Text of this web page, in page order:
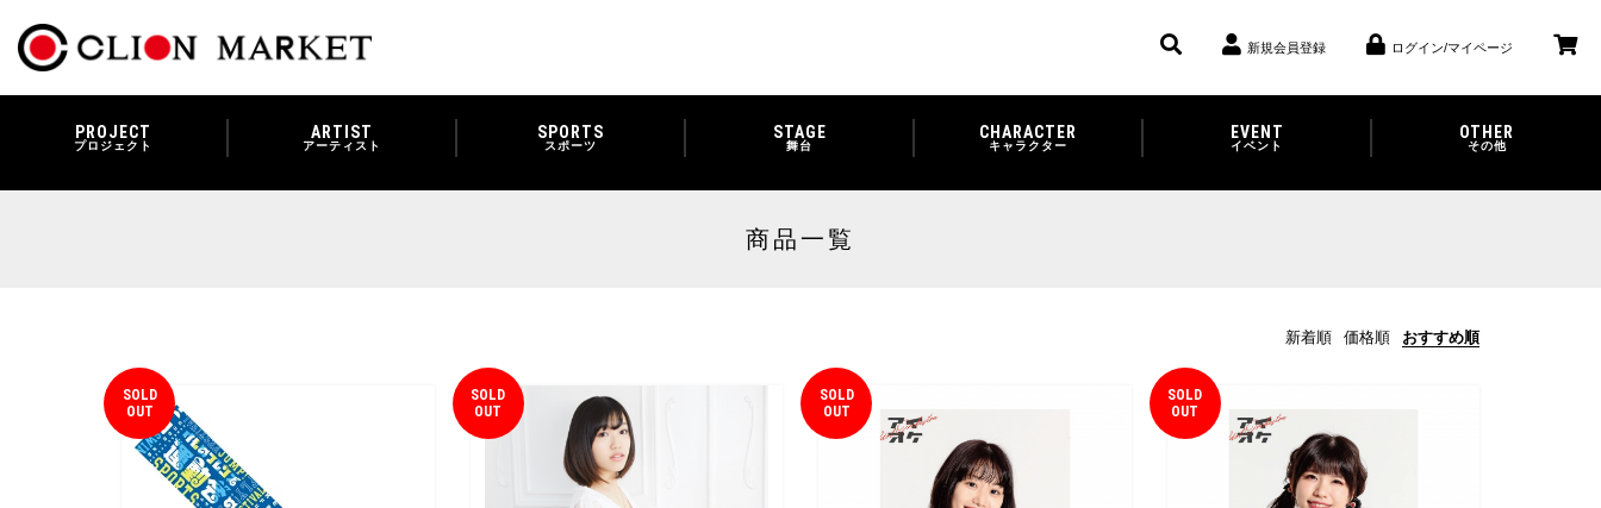
新規会員登録 ログイン/マイページ
PROJECT
プロジェクト
ARTIST
アーティスト
SPORTS
スポーツ
STAGE
舞台
CHARACTER
キャラクター
EVENT
イベント
OTHER
その他
商品一覧
新着順 価格順 おすすめ順
SOLD
OUT
SOLD
OUT
SOLD
OUT
SOLD
OUT